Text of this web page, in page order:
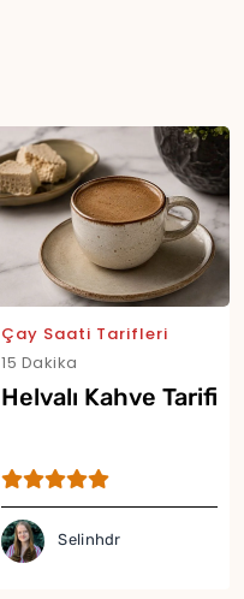
Çay Saati Tarifleri
15 Dakika
Helvalı Kahve Tarifi
Selinhdr